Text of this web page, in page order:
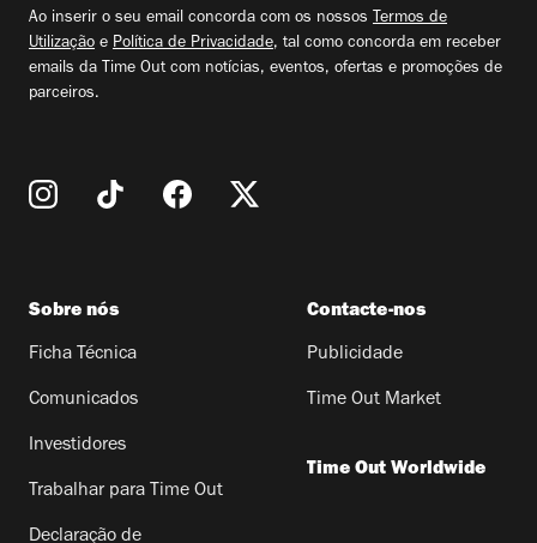
Ao inserir o seu email concorda com os nossos Termos de
Utilização e Política de Privacidade, tal como concorda em receber
emails da Time Out com notícias, eventos, ofertas e promoções de
parceiros.
Sobre nós
Ficha Técnica
Comunicados
Investidores
Trabalhar para Time Out
Declaração de
Contacte-nos
Publicidade
Time Out Market
Time Out Worldwide